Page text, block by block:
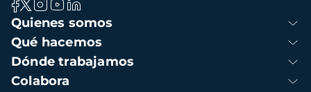
Navegación
principal
Quienes somos
Qué hacemos
Dónde trabajamos
Colabora